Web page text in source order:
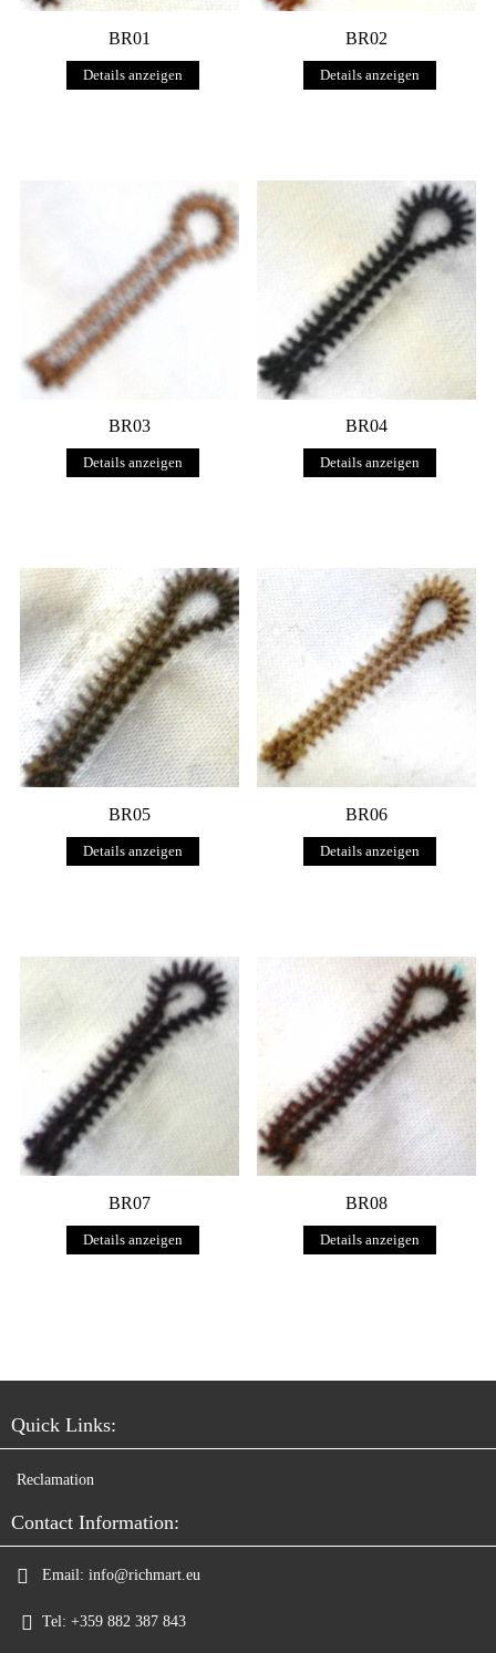
BR01
Details anzeigen
BR02
Details anzeigen
BR03
Details anzeigen
BR04
Details anzeigen
BR05
Details anzeigen
BR06
Details anzeigen
BR07
Details anzeigen
BR08
Details anzeigen
Quick Links:
Reclamation
Contact Information:
Email: info@richmart.eu
Tel: +359 882 387 843